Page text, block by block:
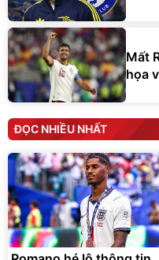
Mất
họa
ĐỌC NHIỀU NHẤT